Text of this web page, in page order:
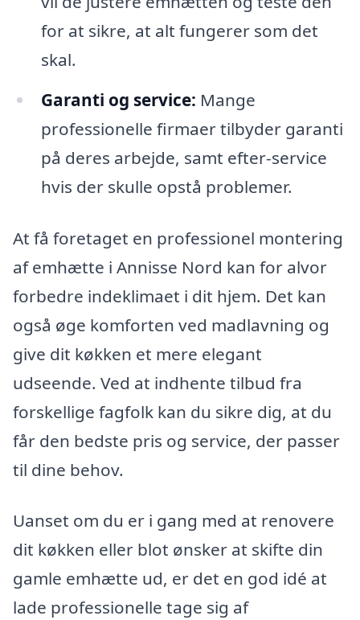
for at sikre, at alt fungerer som det
skal.
Garanti og service: Mange
professionelle firmaer tilbyder garanti
på deres arbejde, samt efter-service
hvis der skulle opstå problemer.
At få foretaget en professionel montering
af emhætte i Annisse Nord kan for alvor
forbedre indeklimaet i dit hjem. Det kan
også øge komforten ved madlavning og
give dit køkken et mere elegant
udseende. Ved at indhente tilbud fra
forskellige fagfolk kan du sikre dig, at du
får den bedste pris og service, der passer
til dine behov.
Uanset om du er i gang med at renovere
dit køkken eller blot ønsker at skifte din
gamle emhætte ud, er det en god idé at
lade professionelle tage sig af